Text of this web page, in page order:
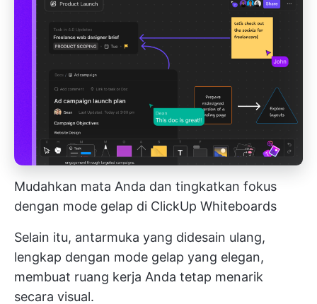
Mudahkan mata Anda dan tingkatkan fokus
dengan mode gelap di ClickUp Whiteboards
Selain itu, antarmuka yang didesain ulang,
lengkap dengan mode gelap yang elegan,
membuat ruang kerja Anda tetap menarik
secara visual.